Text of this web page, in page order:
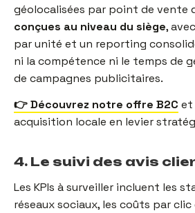
géolocalisées par point de vente
conçues au niveau du siège,
par unité et un reporting
ni la compétence ni le temps de
de campagnes publicitaires.
👉 Découvrez notre offre B2C et
acquisition locale en levier
4. Le suivi des avis
Les KPIs à surveiller incluent les
réseaux sociaux, les coûts par